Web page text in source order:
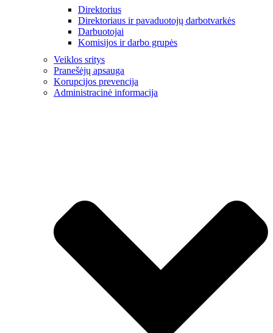
Direktorius
Direktoriaus ir pavaduotojų darbotvarkės
Darbuotojai
Komisijos ir darbo grupės
Veiklos sritys
Pranešėjų apsauga
Korupcijos prevencija
Administracinė informacija